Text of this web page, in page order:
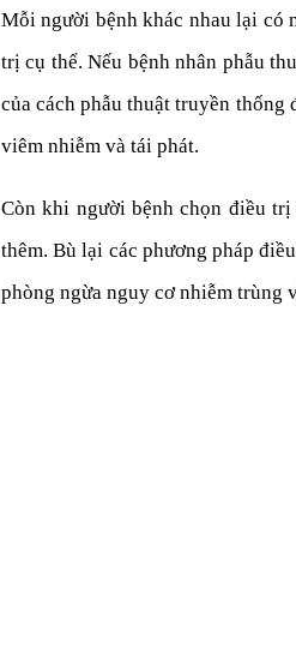
Mỗi người bệnh khác nhau lại có
trị cụ thể. Nếu bệnh nhân phẫu
của cách phẫu thuật truyền thống
viêm nhiễm và tái phát.
Còn khi người bệnh chọn điều
thêm. Bù lại các phương pháp
phòng ngừa nguy cơ nhiễm trùng